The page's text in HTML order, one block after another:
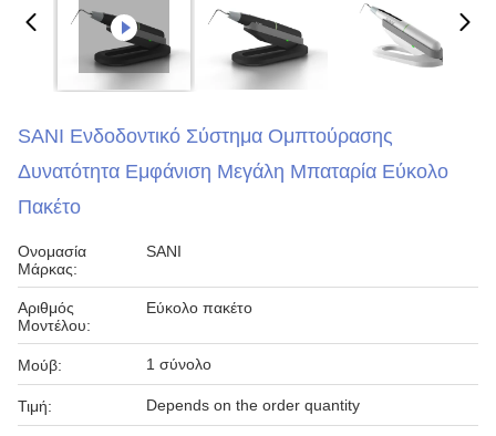
SANI Ενδοδοντικό Σύστημα Ομπτούρασης
Δυνατότητα Εμφάνιση Μεγάλη Μπαταρία Εύκολο
Πακέτο
Ονομασία
Μάρκας:
SANI
Αριθμός
Μοντέλου:
Εύκολο πακέτο
Μούβ: 1 σύνολο
Τιμή: Depends on the order quantity